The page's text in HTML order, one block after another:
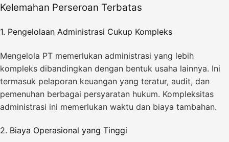
Kelemahan Perseroan Terbatas
1. Pengelolaan Administrasi Cukup Kompleks
Mengelola PT memerlukan administrasi yang lebih
kompleks dibandingkan dengan bentuk usaha lainnya. Ini
termasuk pelaporan keuangan yang teratur, audit, dan
pemenuhan berbagai persyaratan hukum. Kompleksitas
administrasi ini memerlukan waktu dan biaya tambahan.
2. Biaya Operasional yang Tinggi